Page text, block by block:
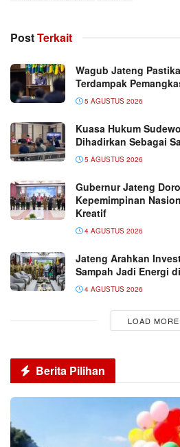
PostTerkait
Wagub Jateng
Terdampak
5 AGUSTUS 2026
Kuasa Hukum
Dihadirkan Sebagai
5 AGUSTUS 2026
Gubernur Jateng
Kepemimpinan
Kreatif
4 AGUSTUS 2026
Jateng Arahkan
Sampah Jadi Energi
4 AGUSTUS 2026
LOAD MORE
Berita Pilihan